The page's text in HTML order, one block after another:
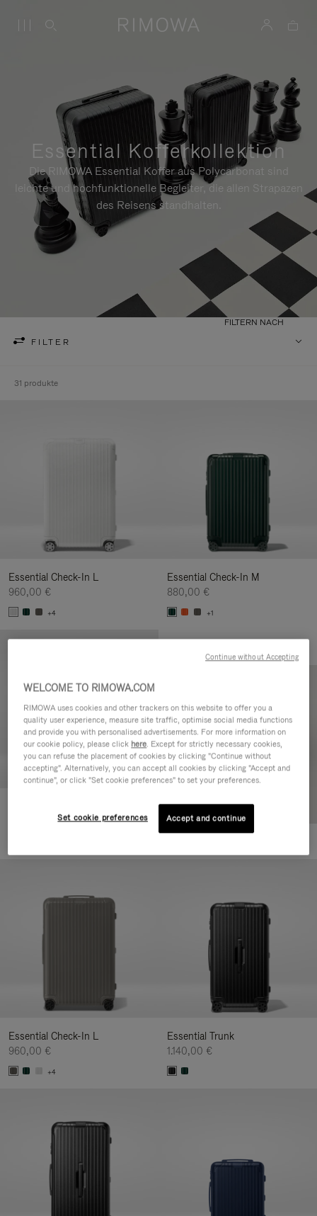
Essential Kofferkollektion
Die RIMOWA Essential Koffer aus Polycarbonat sind
leichte und hochfunktionelle Begleiter, die allen Strapazen
des Reisens standhalten.
FILTER
FILTERN NACH
31 produkte
Essential Check-In L
960,00 €
+4
Essential Check-In M
880,00 €
+1
Essential Check-In L
960,00 €
+4
Essential Trunk
1.140,00 €
WELCOME TO RIMOWA.COM
RIMOWA uses cookies and other trackers on this website to offer you a
quality user experience, measure site traffic, optimise social media functions
and provide you with personalised advertisements. For more information on
our cookie policy, please click here. Except for strictly necessary cookies,
you can refuse the placement of cookies by clicking "Continue without
accepting". Alternatively, you can accept all cookies by clicking "Accept and
continue", or click "Set cookie preferences" to set your preferences.
Set cookie preferences Accept and continue
Continue without Accepting